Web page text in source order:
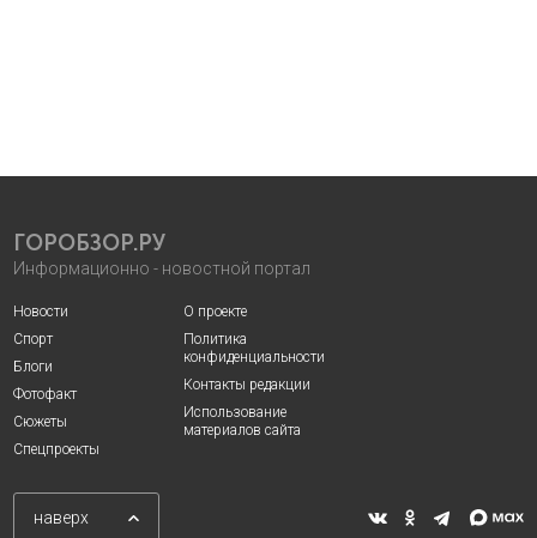
ГОРОБЗОР.РУ
Информационно - новостной портал
Новости
Спорт
Блоги
Фотофакт
Сюжеты
Спецпроекты
О проекте
Политика
конфиденциальности
Контакты редакции
Использование
материалов сайта
наверх